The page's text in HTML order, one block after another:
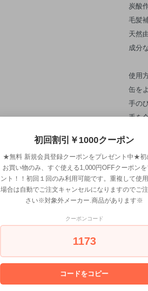
炭酸
毛髪
天然
成分
使用
缶を
手の
手を
泡
2026年8月
初回割引￥1000クーポン
★無料 新規会員登録クーポンをプレゼント中★初
お買い物のみ、すぐ使える1,000円OFFクーポン
ント！！初回１回のみ利用可能です。重複して使
場合は自動でご注文キャンセルになりますのでご
さい※対象外メーカー.商品があります※
クーポンコード
1173
コードをコピー